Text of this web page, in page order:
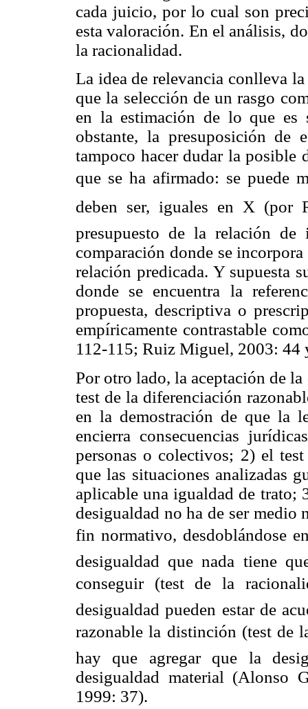
cada juicio, por lo cual son
esta valoración. En el análisis,
la racionalidad.
La idea de relevancia conlleva
que la selección de un rasgo
en la estimación de lo que
obstante, la presuposición de
tampoco hacer dudar la
que se ha afirmado: se puede
deben ser, iguales en X (por
presupuesto de la relación
comparación donde se
relación predicada. Y supuesta
donde se encuentra la
propuesta, descriptiva o
empíricamente contrastable
112-115; Ruiz Miguel, 2003: 44
Por otro lado, la aceptación de
test de la diferenciación
en la demostración de que la
encierra consecuencias
personas o colectivos; 2) el
que las situaciones analizadas
aplicable una igualdad de trato;
desigualdad no ha de ser medio
fin normativo, desdoblándose
desigualdad que nada tiene
conseguir (test de la
desigualdad pueden estar de
razonable la distinción (test de
hay que agregar que la
desigualdad material (Alonso
1999: 37).